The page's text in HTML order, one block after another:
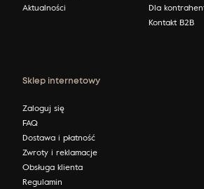
Aktualności
Dla
Kontakt B2B
Sklep internetowy
Zaloguj się
FAQ
Dostawa i płatność
Zwroty i reklamacje
Obsługa klienta
Regulamin